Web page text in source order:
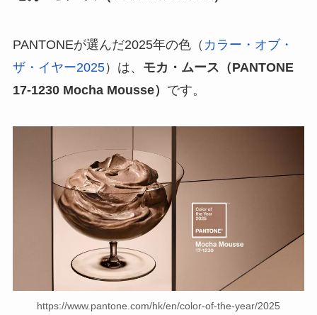
PANTONEが選んだ2025年の色（ カラー・オブ・
ザ・イヤー2025）は、 モカ・ムース（PANTONE
17-1230 Mocha Mousse） です。
https://www.pantone.com/hk/en/color-of-the-year/2025